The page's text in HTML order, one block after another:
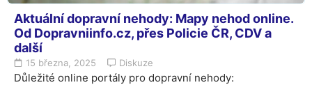
Aktuální dopravní nehody: Mapy nehod online.
Od Dopravniinfo.cz, přes Policie ČR, CDV a
další
15 března, 2025 Diskuze
Důležité online portály pro dopravní nehody: